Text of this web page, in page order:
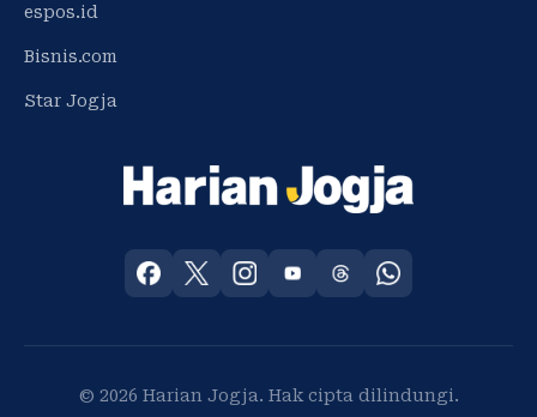
espos.id
Bisnis.com
Star Jogja
© 2026 Harian Jogja. Hak cipta dilindungi.